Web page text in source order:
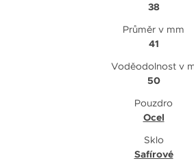
38
Průměr v mm
41
Voděodolnost v
50
Pouzdro
Ocel
Sklo
Safírové